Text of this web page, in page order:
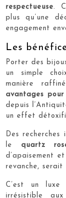
respectueuse.
plus qu’une
engagement
Les
Porter des
un simple
manière
avantages
depuis
un effet
Des recherches
le quartz
d’apaisement
revanche, serait
C’est un
irrésistible